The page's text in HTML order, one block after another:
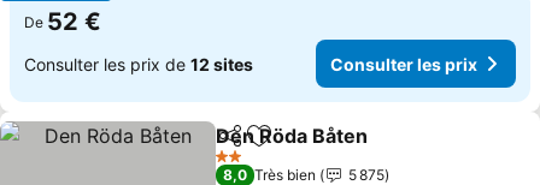
De 52 €
Consulter les prix de 12 sites Consulter les prix
PartagerAjouter à mes favoris
Den Röda Båten
2 Étoiles
8,0 Très bien
5 875